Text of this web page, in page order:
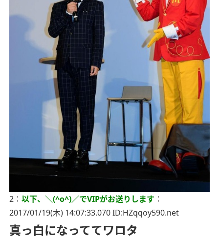
2： 以下、＼(^o^)／でVIPがお送りします ：
2017/01/19(木) 14:07:33.070 ID:HZqqoy590.net
真っ白になっててワロタ